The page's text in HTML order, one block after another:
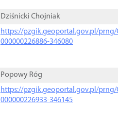
Dziśnicki Chojniak
https://pzgik.geoportal.gov.pl/prng/
000000226886-346080
Popowy Róg
https://pzgik.geoportal.gov.pl/prng/
000000226933-346145